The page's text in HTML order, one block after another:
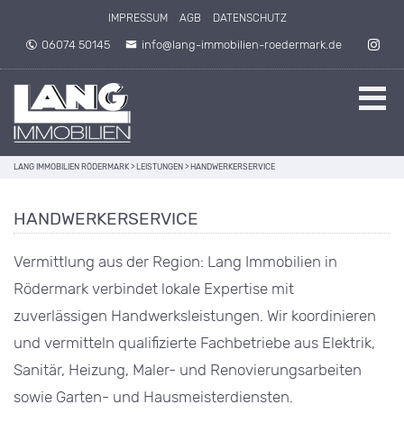
Direkt zum Inhalt springen
IMPRESSUM AGB DATENSCHUTZ
06074 50145 info@lang-immobilien-roedermark.de
LANG IMMOBILIEN RÖDERMARK > LEISTUNGEN > HANDWERKERSERVICE
HANDWERKERSERVICE
Vermittlung aus der Region: Lang Immobilien in
Rödermark verbindet lokale Expertise mit
zuverlässigen Handwerksleistungen. Wir koordinieren
und vermitteln qualifizierte Fachbetriebe aus Elektrik,
Sanitär, Heizung, Maler- und Renovierungsarbeiten
sowie Garten- und Hausmeisterdiensten.